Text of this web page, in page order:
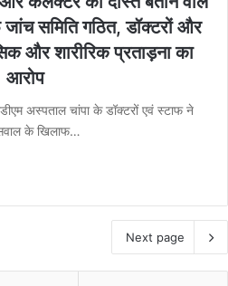
समिति गठित, डॉक्टरों और
और शारीरिक प्रताड़ना का
आरोप
अस्पताल चांपा के डॉक्टरों एवं स्टाफ ने
के खिलाफ…
Next page